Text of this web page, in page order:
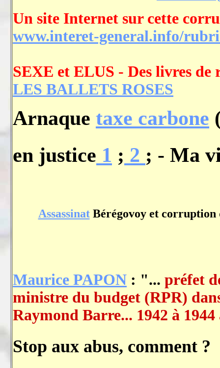
Un site Internet sur cette
www.interet-general.info/
SEXE et ELUS - Des livres de
LES BALLETS ROSES
Arnaque taxe carbone
en justice 1 ; 2 ; - Ma
AssassinatBérégovoy et corruption
Maurice PAPON : "... préfet
ministre du budget (RPR)
Raymond Barre... 1942 à
Stop aux abus, comment ?